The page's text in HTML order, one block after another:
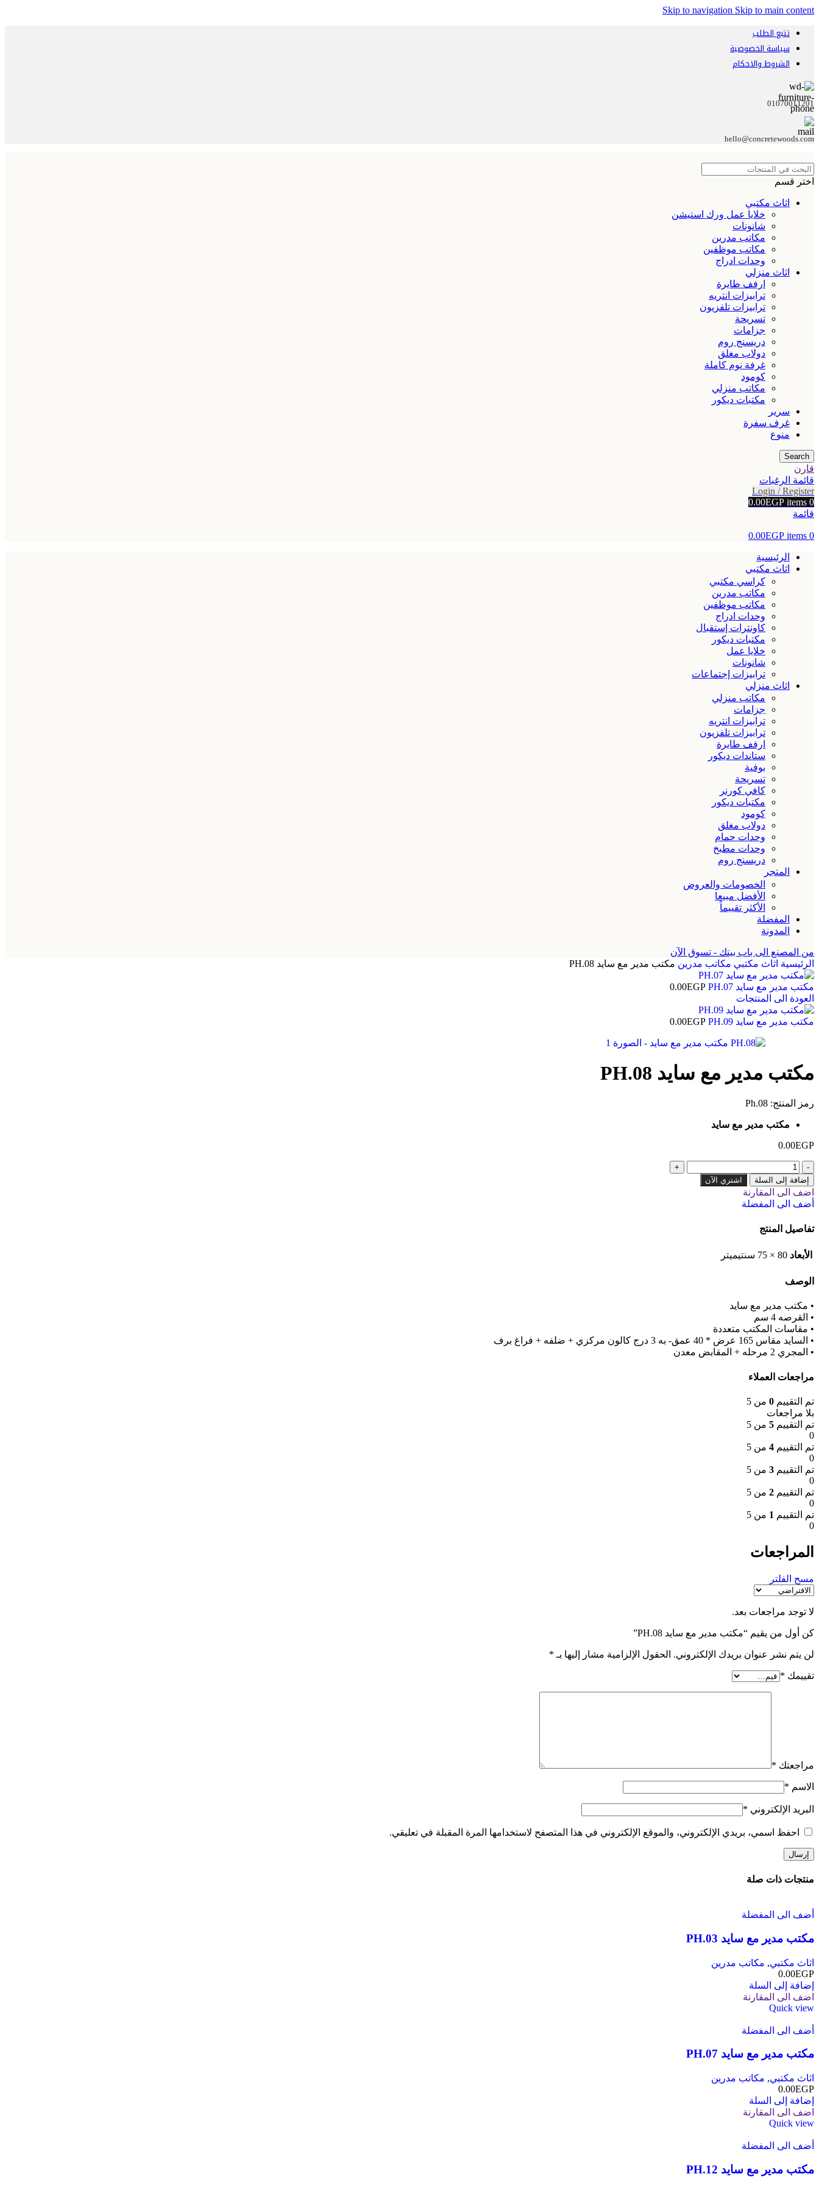
Skip to navigation Skip to main content
تتبع الطلب
سياسة الخصوصية
الشروط والاحكام
01070011201
hello@concretewoods.com
اختر قسم
اثاث مكتبي
خلايا عمل ورك استيشن
شانونات
مكاتب مدرين
مكاتب موظفين
وحدات ادراج
اثاث منزلي
ارفف طايرة
ترابيزات انتريه
ترابيزات تلفزيون
تسريحة
جزامات
دريسنج روم
دولاب مغلق
غرفة نوم كاملة
كومود
مكاتب منزلي
مكتبات ديكور
سرير
غرف سفرة
منوع
Search
قارن
قائمة الرغبات
Login / Register
0
items
0.00EGP
قائمة
0
items
0.00EGP
الرئيسية
اثاث مكتبي
كراسي مكتبي
مكاتب مدرين
مكاتب موظفين
وحدات ادراج
كاونترات إستقبال
مكتبات ديكور
خلايا عمل
شانونات
ترابيزات إجتماعات
اثاث منزلي
مكاتب منزلي
جزامات
ترابيزات انتريه
ترابيزات تلفزيون
ارفف طايرة
ستاندات ديكور
بوفية
تسريحة
كافي كورنر
مكتبات ديكور
كومود
دولاب مغلق
وحدات حمام
وحدات مطبخ
دريسنج روم
المتجر
الخصومات والعروض
الأفضل مبيعا
الأكثر تقييماً
المفضلة
المدونة
من المصنع الى باب بيتك - تسوق الآن
الرئيسية اثاث مكتبي مكاتب مدرين مكتب مدير مع سايد PH.08
مكتب مدير مع سايد PH.07 0.00EGP
العودة الى المنتجات
مكتب مدير مع سايد PH.09 0.00EGP
مكتب مدير مع سايد PH.08
رمز المنتج: Ph.08
مكتب مدير مع سايد
0.00EGP
إضافة إلى السلة اشتري الآن
اضف الى المقارنة
أضف الى المفضلة
تفاصيل المنتج
الأبعاد 80 × 75 سنتيميتر
الوصف
• مكتب مدير مع سايد
• القرصه 4 سم
• مقاسات المكتب متعددة
• السايد مقاس 165 عرض * 40 عمق- به 3 درج كالون مركزي + ضلفه + فراغ برف
• المجري 2 مرحله + المقابض معدن
مراجعات العملاء
تم التقييم 0 من 5
بلا مراجعات
تم التقييم 5 من 5
0
تم التقييم 4 من 5
0
تم التقييم 3 من 5
0
تم التقييم 2 من 5
0
تم التقييم 1 من 5
0
المراجعات
مسح الفلتر
لا توجد مراجعات بعد.
كن أول من يقيم “مكتب مدير مع سايد PH.08”
لن يتم نشر عنوان بريدك الإلكتروني. الحقول الإلزامية مشار إليها بـ *
تقييمك *
مراجعتك *
الاسم *
البريد الإلكتروني *
احفظ اسمي، بريدي الإلكتروني، والموقع الإلكتروني في هذا المتصفح لاستخدامها المرة المقبلة في تعليقي.
منتجات ذات صلة
أضف الى المفضلة
مكتب مدير مع سايد PH.03
اثاث مكتبي, مكاتب مدرين
0.00EGP
إضافة إلى السلة
اضف الى المقارنة
Quick view
أضف الى المفضلة
مكتب مدير مع سايد PH.07
اثاث مكتبي, مكاتب مدرين
0.00EGP
إضافة إلى السلة
اضف الى المقارنة
Quick view
أضف الى المفضلة
مكتب مدير مع سايد PH.12